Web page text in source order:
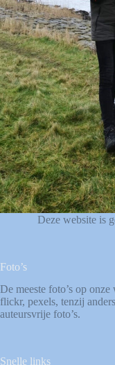
Deze website is
Foto’s
De meeste foto’s op
flickr, pexels, tenzij
auteursvrije foto’s.
Snelle links